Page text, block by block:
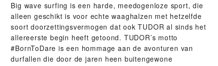
Big wave surfing is een harde, meedogenloze sport, die
alleen geschikt is voor echte waaghalzen met hetzelfde
soort doorzettings­vermogen dat ook TUDOR al sinds het
allereerste begin heeft getoond. TUDOR’s motto
#BornToDare is een hommage aan de avonturen van
durfallen die door de jaren heen buitengewone